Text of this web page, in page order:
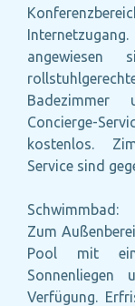
Badezimmer
Concierge-
kostenlos.
Service sind
Schwimmbad:
Zum
Pool mit
Sonnenliegen
Verfügung.